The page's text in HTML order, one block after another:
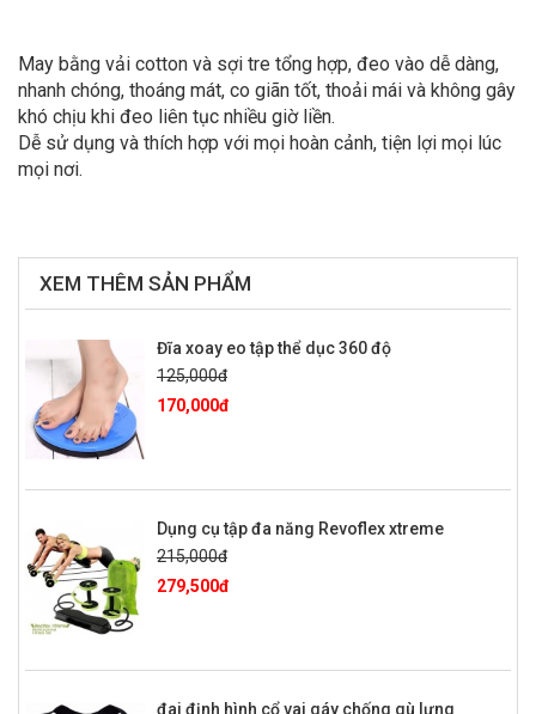
May bằng vải cotton và sợi tre tổng hợp, đeo vào dễ dàng,
nhanh chóng, thoáng mát, co giãn tốt, thoải mái và không gây
khó chịu khi đeo liên tục nhiều giờ liền.
Dễ sử dụng và thích hợp với mọi hoàn cảnh, tiện lợi mọi lúc
mọi nơi.
XEM THÊM SẢN PHẨM
Đĩa xoay eo tập thể dục 360 độ
125,000đ
170,000đ
Dụng cụ tập đa năng Revoflex xtreme
215,000đ
279,500đ
đai định hình cổ vai gáy chống gù lưng